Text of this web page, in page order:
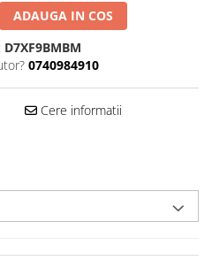
ADAUGA IN COS
D7XF9BMBM
0740984910
Cere informatii